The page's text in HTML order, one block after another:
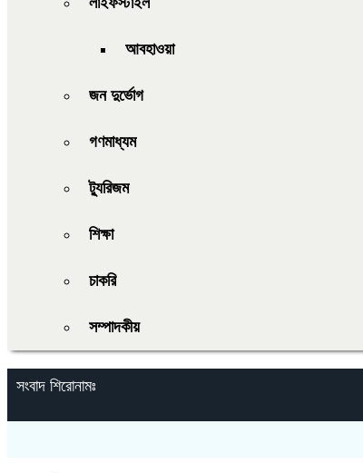
আবহাওয়া
জন দুর্ভোগ
গণমাধ্যম
ট্যুরিজম
শিক্ষা
চাকরি
সম্পাদকীয়
সংবাদ শিরোনামঃ